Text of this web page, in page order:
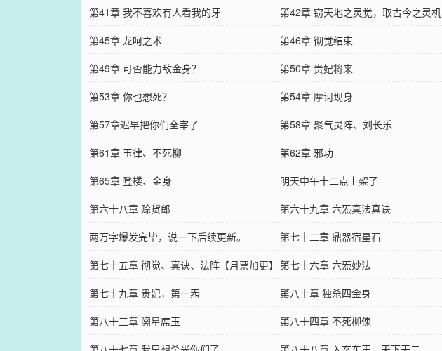
第41章 我不喜欢有人看我的牙
第42章 窃天地之灵觉，取古今之灵机
第45章 龙呵之术
第46章 彻觉结束
第49章 可否能力敌金身？
第50章 贵妃将来
第53章 你也想死？
第54章 摩诃现身
第57章迟早把你们全宰了
第58章 聚气灵阵、刘长乐
第61章 玉律、不死柳
第62章 邪功
第65章 登楼、金身
明天中午十二点上架了
第六十八章 赊货郎
第六十九章 六炁真法真诀
两万字爆发完毕，说一下后续更新。
第七十二章 鼎器宿星石
第七十五章 彻觉、真诀、法阵【月票加更】 第七十六章 六炁妙法
第七十九章 贵妃，第一炁
第八十章 独杀四金身
第八十三章 阕星席玉
第八十四章 不死柳傀